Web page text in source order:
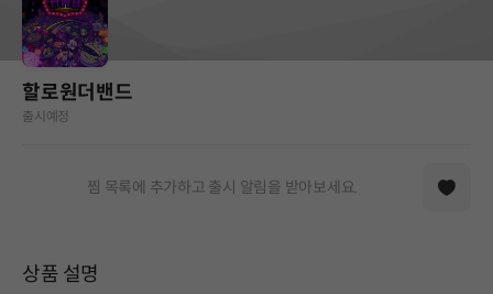
할로원더밴드
출시예정
찜 목록에 추가하고 출시 알림을 받아보세요.
상품 설명